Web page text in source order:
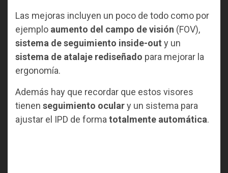
Las mejoras incluyen un poco de todo como por
ejemplo aumento del campo de visión (FOV),
sistema de seguimiento inside-out y un
sistema de atalaje rediseñado para mejorar la
ergonomía.
Además hay que recordar que estos visores
tienen seguimiento oculary un sistema para
ajustar el IPD de forma totalmente automática.